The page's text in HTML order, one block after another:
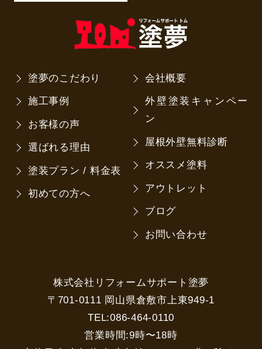
塗夢のこだわり
施工事例
お客様の声
選ばれる理由
塗装プラン / 料金表
初めての方へ
会社概要
外壁塗装キャンペー
ン
屋根外壁無料診断
オススメ塗料
アウトレット
ブログ
お問い合わせ
株式会社リフォームサポート塗夢
〒701-0111 岡山県倉敷市上東949-1
TEL:086-464-0110
営業時間:9時〜18時